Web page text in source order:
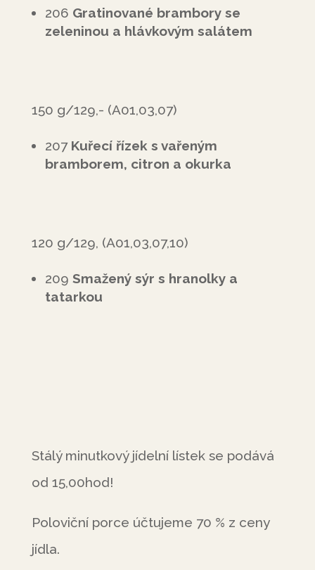
206 Gratinované brambory se
zeleninou a hlávkovým salátem
150 g/129,- (A01,03,07)
207 Kuřecí řízek s vařeným
bramborem, citron a okurka
120 g/129, (A01,03,07,10)
209 Smažený sýr s hranolky a
tatarkou
Stálý minutkový jídelní lístek se podává
od 15,00hod!
Poloviční porce účtujeme 70 % z ceny
jídla.